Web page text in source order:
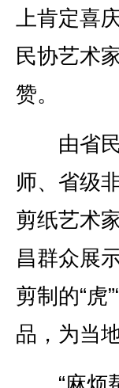
上肯定喜
民协艺术
赞。
由省民
师、省级
剪纸艺术
昌群众展
剪制的“虎
品，为当